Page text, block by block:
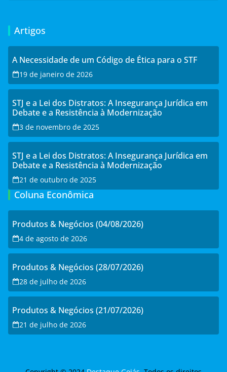
Artigos
A Necessidade de um Código de Ética para o STF
19 de janeiro de 2026
STJ e a Lei dos Distratos: A Insegurança Jurídica em
Debate e a Resistência à Modernização
3 de novembro de 2025
STJ e a Lei dos Distratos: A Insegurança Jurídica em
Debate e a Resistência à Modernização
21 de outubro de 2025
Coluna Econômica
Produtos & Negócios (04/08/2026)
4 de agosto de 2026
Produtos & Negócios (28/07/2026)
28 de julho de 2026
Produtos & Negócios (21/07/2026)
21 de julho de 2026